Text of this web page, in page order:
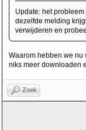
Update: het
dezelfde melding
verwijderen en
Waarom hebben we nu
niks meer downloaden
Zoek